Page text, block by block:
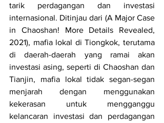
tarik perdagangan dan investasi
internasional. Ditinjau dari (A Major Case
in Chaoshan! More Details Revealed,
2021), mafia lokal di Tiongkok, terutama
di daerah-daerah yang ramai akan
investasi asing, seperti di Chaoshan dan
Tianjin, mafia lokal tidak segan-segan
menjarah dengan menggunakan
kekerasan untuk mengganggu
kelancaran investasi dan perdagangan